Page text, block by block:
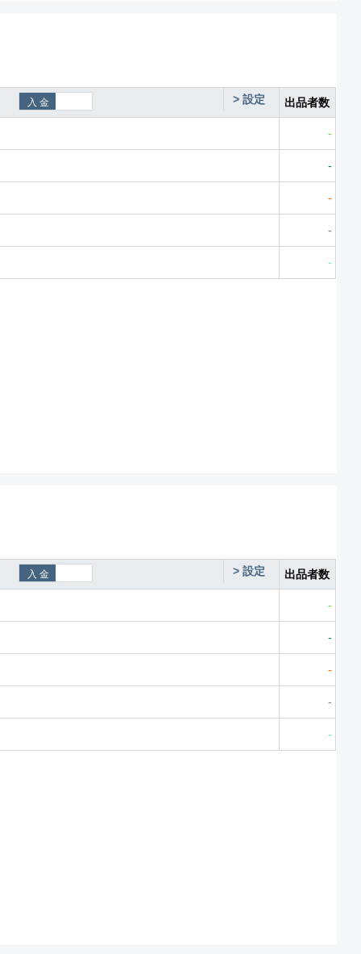
> 設定 出品者数
-
-
-
-
-
> 設定 出品者数
-
-
-
-
-